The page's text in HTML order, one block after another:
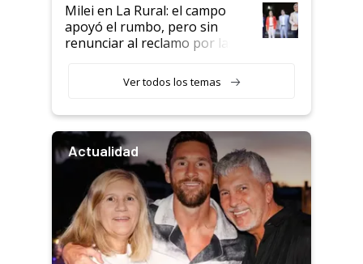
Milei en La Rural: el campo
apoyó el rumbo, pero sin
renunciar al reclamo por las
Ver todos los temas
Actualidad